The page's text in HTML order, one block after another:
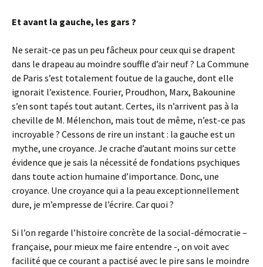
Et avant la gauche, les gars ?
Ne serait-ce pas un peu fâcheux pour ceux qui se drapent
dans le drapeau au moindre souffle d’air neuf ? La Commune
de Paris s’est totalement foutue de la gauche, dont elle
ignorait l’existence. Fourier, Proudhon, Marx, Bakounine
s’en sont tapés tout autant. Certes, ils n’arrivent pas à la
cheville de M. Mélenchon, mais tout de même, n’est-ce pas
incroyable ? Cessons de rire un instant : la gauche est un
mythe, une croyance. Je crache d’autant moins sur cette
évidence que je sais la nécessité de fondations psychiques
dans toute action humaine d’importance. Donc, une
croyance. Une croyance qui a la peau exceptionnellement
dure, je m’empresse de l’écrire. Car quoi ?
Si l’on regarde l’histoire concrète de la social-démocratie –
française, pour mieux me faire entendre -, on voit avec
facilité que ce courant a pactisé avec le pire sans le moindre